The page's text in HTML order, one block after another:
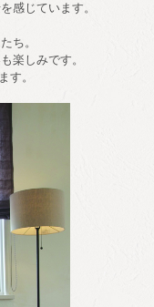
感じています。
ち。
楽しみです。
す。